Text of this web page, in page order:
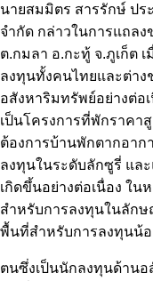
นายสมมิตร สารรักษ์ ปร
จำกัด กล่าวในการแถลง
ต.กมลา อ.กะทู้ จ.ภูเก็ต
ลงทุนทั้งคนไทยและต่า
อสังหาริมทรัพย์อย่างต่อ
เป็นโครงการที่พักราคา
ต้องการบ้านพักตากอาก
ลงทุนในระดับลักซูรี่ แล
เกิดขึ้นอย่างต่อเนื่อง ใ
สำหรับการลงทุนในลักษ
พื้นที่สำหรับการลงทุนน้
ตนซึ่งเป็นนักลงทุนด้าน